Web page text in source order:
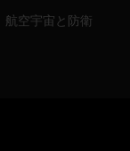
航空宇宙と防衛